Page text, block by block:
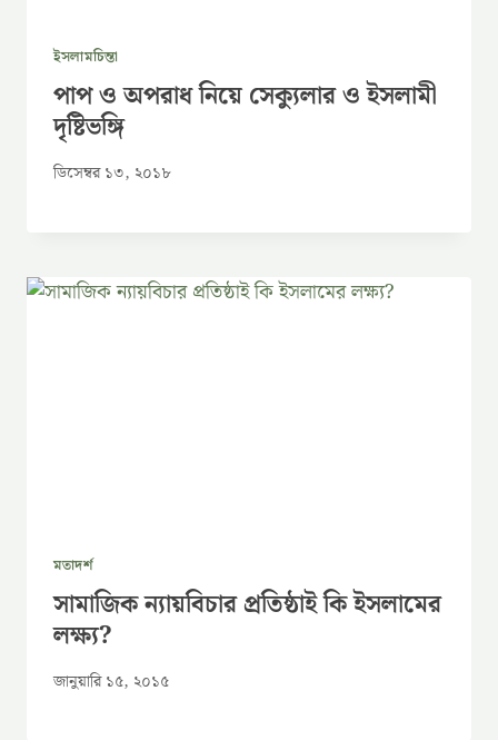
ইসলামচিন্তা
পাপ ও অপরাধ নিয়ে সেক্যুলার ও ইসলামী
দৃষ্টিভঙ্গি
ডিসেম্বর ১৩, ২০১৮
মতাদর্শ
সামাজিক ন্যায়বিচার প্রতিষ্ঠাই কি ইসলামের
লক্ষ্য?
জানুয়ারি ১৫, ২০১৫